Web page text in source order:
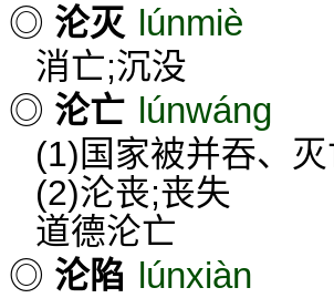
◎ 沦灭 lúnmiè
消亡;沉没
◎ 沦亡 lúnwáng
(1)国家被并吞、灭
(2)沦丧;丧失
道德沦亡
◎ 沦陷 lúnxiàn